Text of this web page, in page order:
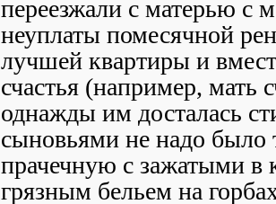
переезжали с матерью с
неуплаты помесячной
лучшей квартиры и
счастья (например, мать
однажды им досталась
сыновьями не надо
прачечную с зажатыми в
грязным бельем на